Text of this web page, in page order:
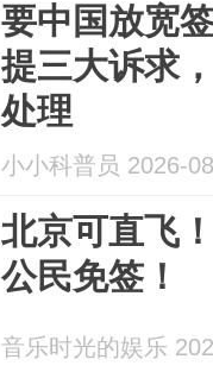
要中国放宽
提三大诉求
处理
小小科普员 2026-
北京可直飞
公民免签！
音乐时光的娱乐